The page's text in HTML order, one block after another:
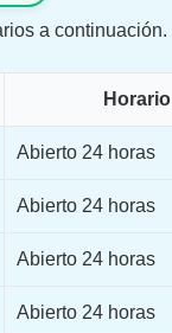
a continuación.
Horario
Abierto 24 horas
Abierto 24 horas
Abierto 24 horas
Abierto 24 horas